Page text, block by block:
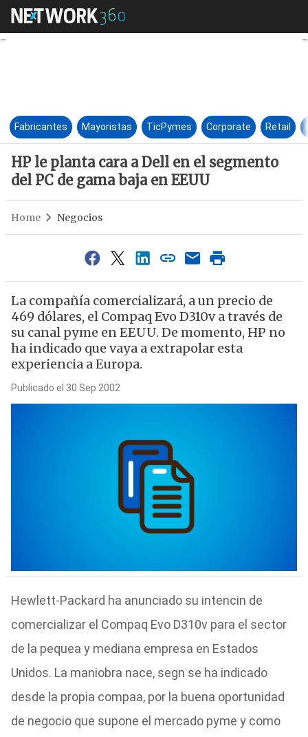
HP le planta cara a Dell en el
Fabricantes Mayoristas TicPymes Corporate Retail
HP le planta cara a Dell en el segmento
del PC de gama baja en EEUU
Home Negocios
La compañía comercializará, a un precio de
469 dólares, el Compaq Evo D310v a través de
su canal pyme en EEUU. De momento, HP no
ha indicado que vaya a extrapolar esta
experiencia a Europa.
Publicado el 30 Sep 2002
Hewlett-Packard ha anunciado su intencin de
comercializar el Compaq Evo D310v para el sector
de la pequea y mediana empresa en Estados
Unidos. La maniobra nace, segn se ha indicado
desde la propia compaa, por la buena oportunidad
de negocio que supone el mercado pyme y como